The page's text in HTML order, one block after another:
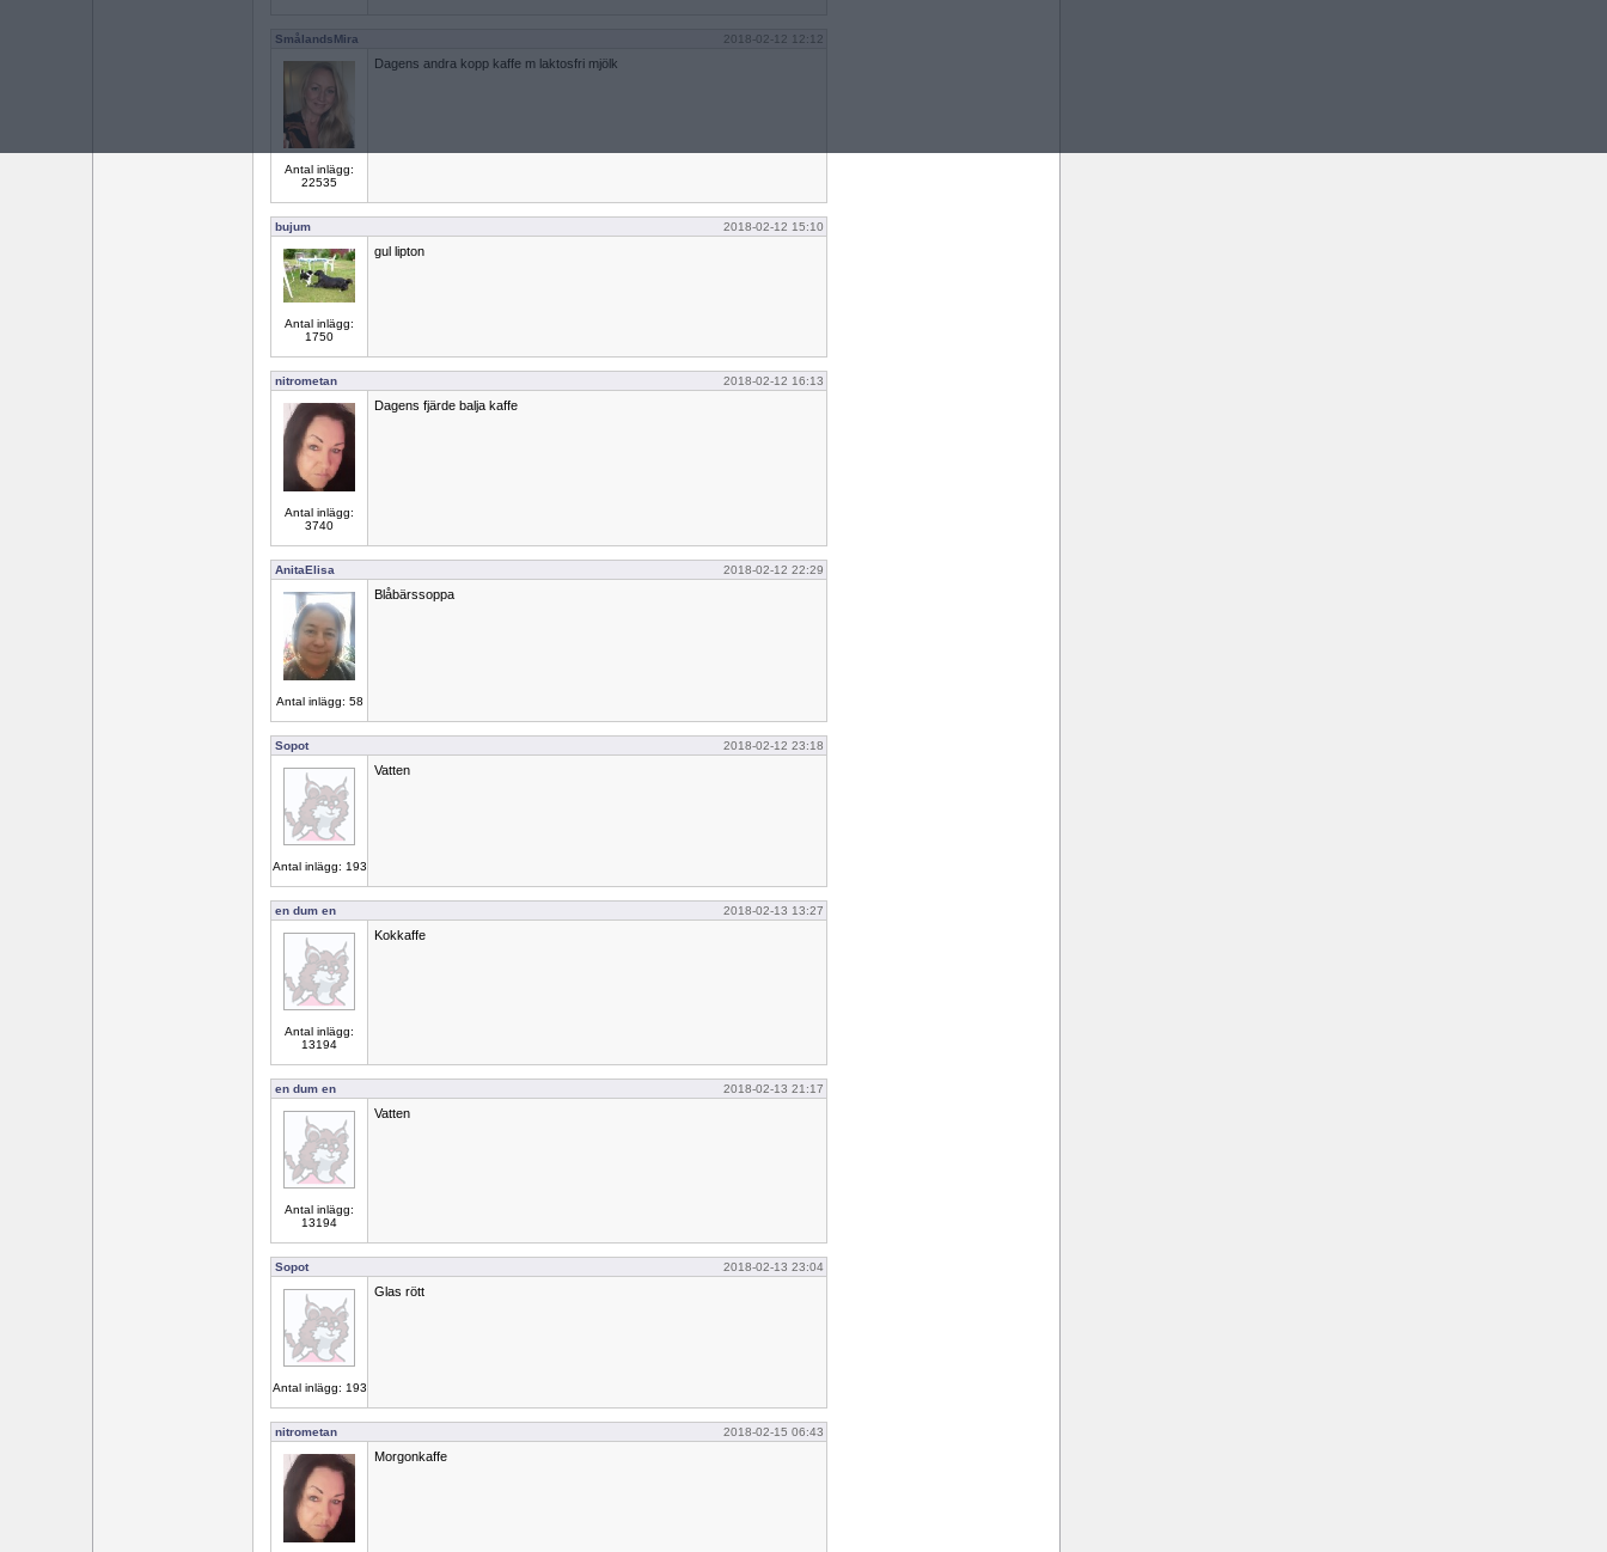
SmålandsMira 2018-02-12 12:12
Antal inlägg:
22535
Dagens andra kopp kaffe m laktosfri mjölk
bujum 2018-02-12 15:10
Antal inlägg:
1750
gul lipton
nitrometan 2018-02-12 16:13
Antal inlägg:
3740
Dagens fjärde balja kaffe
AnitaElisa 2018-02-12 22:29
Antal inlägg: 58
Blåbärssoppa
Sopot 2018-02-12 23:18
Antal inlägg: 193
Vatten
en dum en 2018-02-13 13:27
Antal inlägg:
13194
Kokkaffe
en dum en 2018-02-13 21:17
Antal inlägg:
13194
Vatten
Sopot 2018-02-13 23:04
Antal inlägg: 193
Glas rött
nitrometan 2018-02-15 06:43
Morgonkaffe